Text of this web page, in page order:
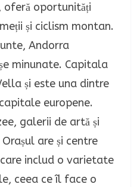
oferă oportunități
și ciclism montan.
Andorra
minunate. Capitala
și este una dintre
europene.
galerii de artă și
are și centre
includ o varietate
ceea ce îl face o